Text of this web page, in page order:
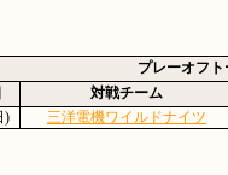
プレーオフ
対戦チーム
) 三洋電機ワイルドナイツ